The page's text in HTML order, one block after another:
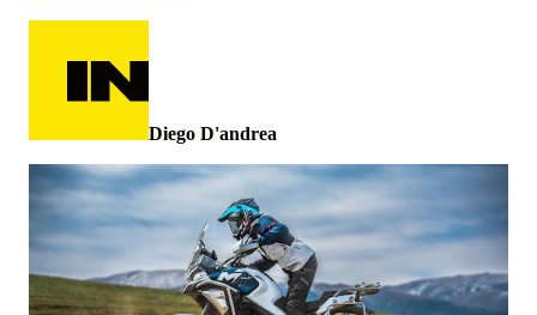
Diego D'andrea